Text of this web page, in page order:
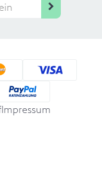
Impressum